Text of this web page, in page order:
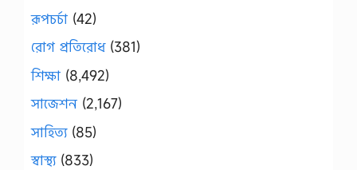
রূপচর্চা (42)
রোগ প্রতিরোধ(381)
শিক্ষা (8,492)
সাজেশন (2,167)
সাহিত্য(85)
স্বাস্থ্য(833)